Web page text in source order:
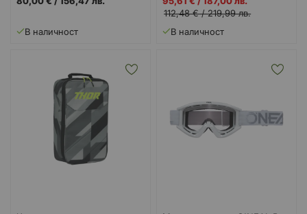
В наличност
цена
112,48 €/219,99 лв.
В наличност